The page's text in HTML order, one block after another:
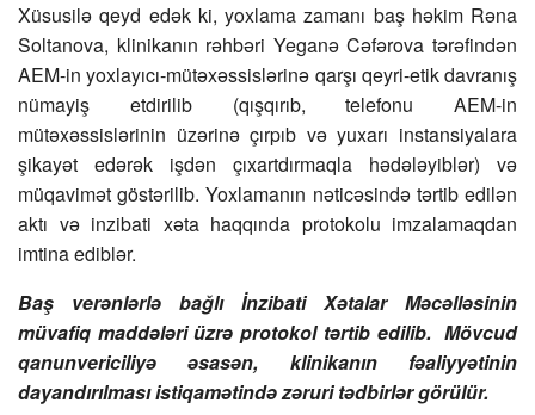
Xüsusilə qeyd edək ki, yoxlama zamanı baş həkim Rəna
Soltanova, klinikanın rəhbəri Yeganə Cəfərova tərəfindən
AEM-in yoxlayıcı-mütəxəssislərinə qarşı qeyri-etik davranış
nümayiş etdirilib (qışqırıb, telefonu AEM-in
mütəxəssislərinin üzərinə çırpıb və yuxarı instansiyalara
şikayət edərək işdən çıxartdırmaqla hədələyiblər) və
müqavimət göstərilib. Yoxlamanın nəticəsində tərtib edilən
aktı və inzibati xəta haqqında protokolu imzalamaqdan
imtina ediblər.
Baş verənlərlə bağlı İnzibati Xətalar Məcəlləsinin
müvafiq maddələri üzrə protokol tərtib edilib. Mövcud
qanunvericiliyə əsasən, klinikanın fəaliyyətinin
dayandırılması istiqamətində zəruri tədbirlər görülür.